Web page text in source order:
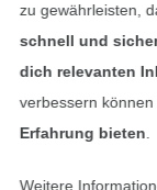
zu gewährleisten,
schnell und
dich relevanten
verbessern
Erfahrung bieten
Weitere